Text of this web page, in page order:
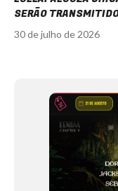
SERÃO
30 de julho de 2026